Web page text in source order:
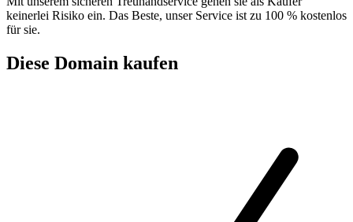
keinerlei Risiko ein. Das Beste, unser Service ist zu 100 % kostenlos
für sie.
Diese Domain kaufen